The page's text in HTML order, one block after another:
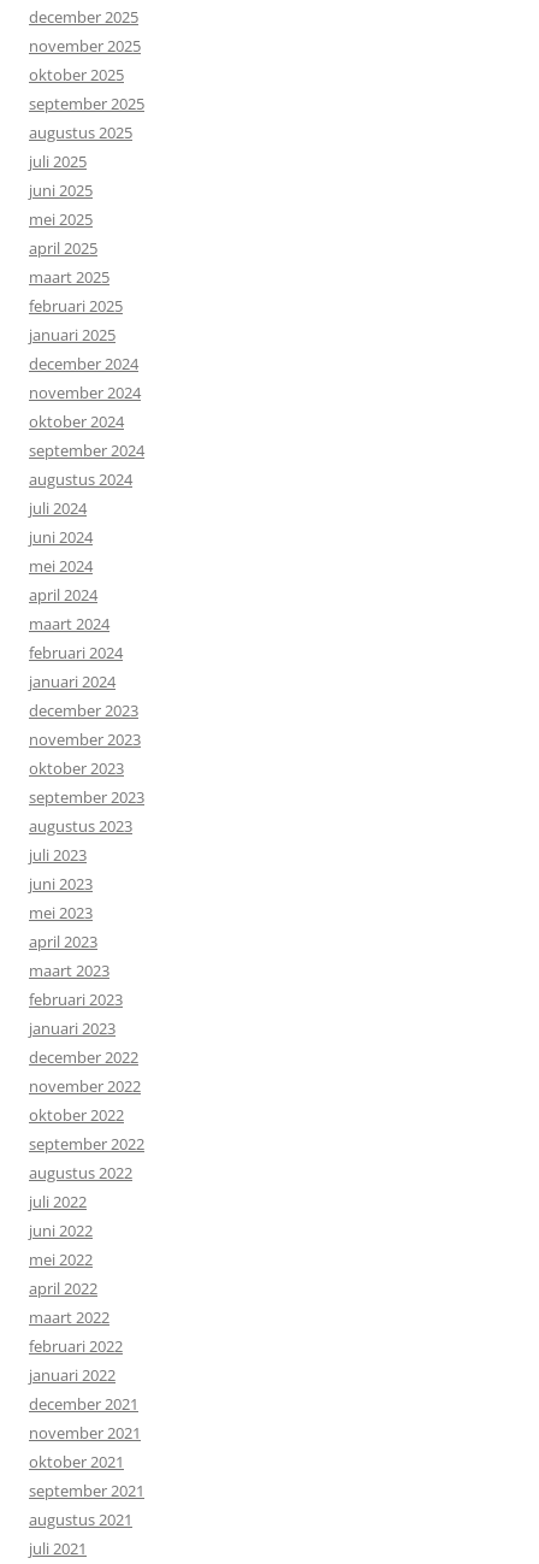
december 2025
november 2025
oktober 2025
september 2025
augustus 2025
juli 2025
juni 2025
mei 2025
april 2025
maart 2025
februari 2025
januari 2025
december 2024
november 2024
oktober 2024
september 2024
augustus 2024
juli 2024
juni 2024
mei 2024
april 2024
maart 2024
februari 2024
januari 2024
december 2023
november 2023
oktober 2023
september 2023
augustus 2023
juli 2023
juni 2023
mei 2023
april 2023
maart 2023
februari 2023
januari 2023
december 2022
november 2022
oktober 2022
september 2022
augustus 2022
juli 2022
juni 2022
mei 2022
april 2022
maart 2022
februari 2022
januari 2022
december 2021
november 2021
oktober 2021
september 2021
augustus 2021
juli 2021